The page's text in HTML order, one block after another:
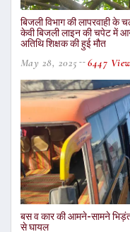
बिजली विभाग की लापरवाही के
केवी बिजली लाइन की चपेट में
अतिथि शिक्षक की हुई मौत
May 28, 2025 6447
बस व कार की आमने-सामने
से घायल